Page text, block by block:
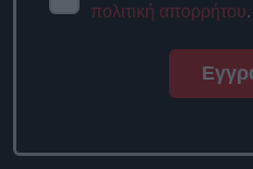
πολιτική απορρήτου.